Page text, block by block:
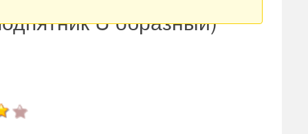
U образный)